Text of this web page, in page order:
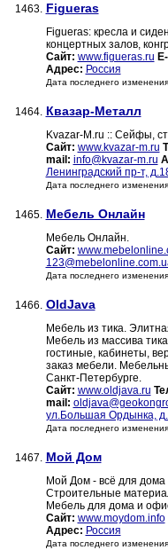
1463. Figueras
Figueras: кресла и
концертных залов,
Сайт: www.figueras.ru
Адрес: Россия
Дата последнего
1464. Квазар-Металл
Kvazar-M.ru :: Сейфы,
Сайт: www.kvazar-m.ru
mail: info@kvazar-m.ru
Ленинградский пр-т,
Дата последнего
1465. Мебель Онлайн
Мебель Онлайн.
Сайт:
Дата последнего
1466. OldJava
Мебель из тика.
Мебель из массива
гостиные, кабинеты,
заказ мебели.
Санкт-Петербурге.
Сайт: www.oldjava.ru
mail:
ул.Большая Ордынка,
Дата последнего
1467. Мой Дом
Мой Дом - всё для
Строительные
Мебель для дома и
Сайт: www.moydom.info
Адрес: Россия
Дата последнего